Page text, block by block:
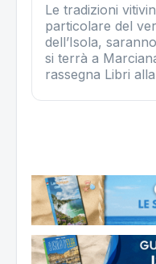
Le tradizioni
particolare del
dell’Isola,
si terrà a
rassegna Libri